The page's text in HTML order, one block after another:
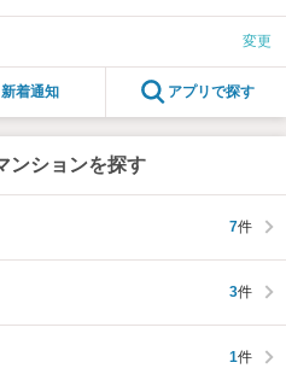
変更
新着通知 アプリで探す
ンションを探す
7件
3件
1件